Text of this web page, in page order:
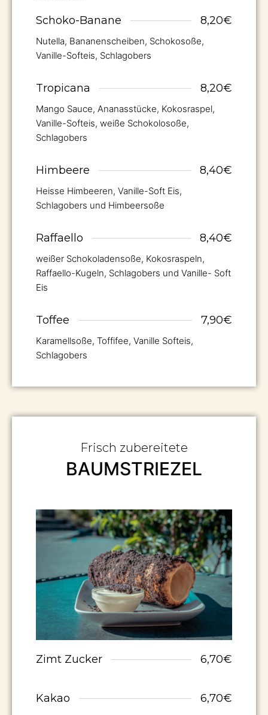
Schoko-Banane 8,20€
Nutella, Bananenscheiben, Schokosoße,
Vanille-Softeis, Schlagobers
Tropicana 8,20€
Mango Sauce, Ananasstücke, Kokosraspel,
Vanille-Softeis, weiße Schokolosoße,
Schlagobers
Himbeere 8,40€
Heisse Himbeeren, Vanille-Soft Eis,
Schlagobers und Himbeersoße
Raffaello 8,40€
weißer Schokoladensoße, Kokosraspeln,
Raffaello-Kugeln, Schlagobers und Vanille- Soft
Eis
Toffee 7,90€
Karamellsoße, Toffifee, Vanille Softeis,
Schlagobers
Frisch zubereitete
BAUMSTRIEZEL
Zimt Zucker 6,70€
Kakao 6,70€